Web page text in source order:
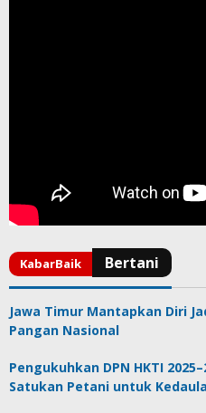
Jawa Timur Mantapkan Diri
Pangan Nasional
Pengukuhkan DPN HKTI
Satukan Petani untuk